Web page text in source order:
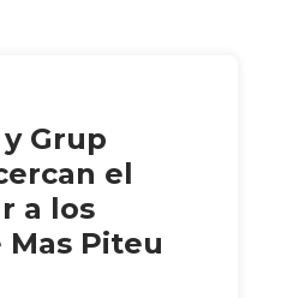
Grup
el
a los
Mas Piteu